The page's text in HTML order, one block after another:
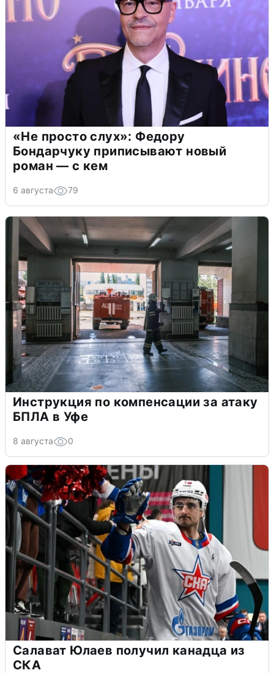
«Не просто слух»: Федору
Бондарчуку приписывают новый
роман — с кем
6 августа 79
Инструкция по компенсации за атаку
БПЛА в Уфе
8 августа 0
Салават Юлаев получил канадца из
СКА